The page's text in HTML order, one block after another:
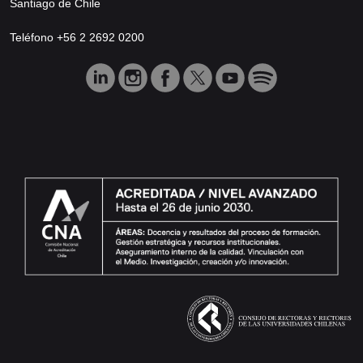
Santiago de Chile
Teléfono +56 2 2692 0200